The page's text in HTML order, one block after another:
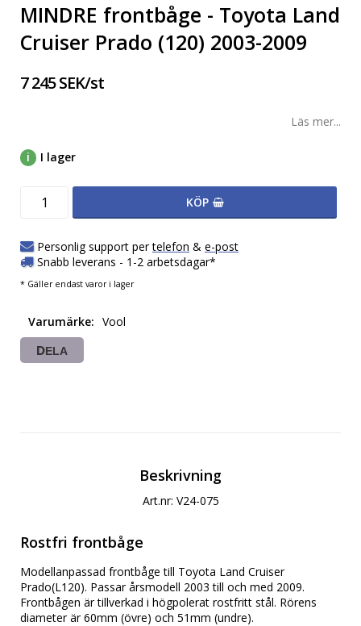
MINDRE frontbåge - Toyota Land
Cruiser Prado (120) 2003-2009
7 245 SEK/st
Läs mer...
I lager
KÖP
Personlig support pertelefon & e-post
Snabb leverans - 1-2 arbetsdagar*
* Gäller endast varor i lager
Varumärke Vool
DELA
Beskrivning
Art.nr: V24-075
Rostfri frontbåge
Modellanpassad frontbåge till Toyota Land Cruiser
Prado(L120). Passar årsmodell 2003 till och med 2009.
Frontbågen är tillverkad i högpolerat rostfritt stål. Rörens
diameter är 60mm (övre) och 51mm (undre).